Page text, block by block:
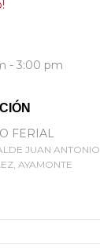
- 3:00 pm
FERIAL
JUAN ANTONIO
AYAMONTE